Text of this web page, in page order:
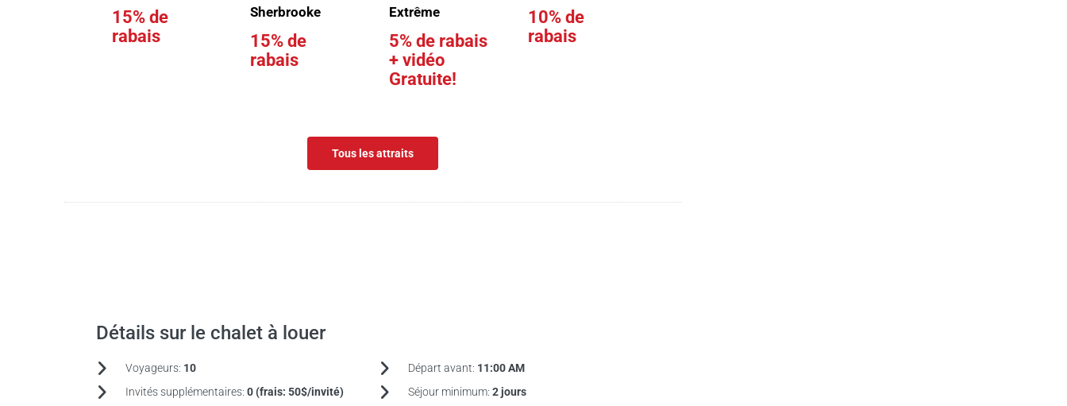
15% de
rabais
Sherbrooke
15% de
rabais
Extrême
5% de rabais
+ vidéo
Gratuite!
10% de
rabais
Tous les attraits
Détails sur le chalet à louer
Voyageurs: 10
Invités supplémentaires: 0 (frais: 50$/invité)
Départ avant: 11:00 AM
Séjour minimum: 2 jours